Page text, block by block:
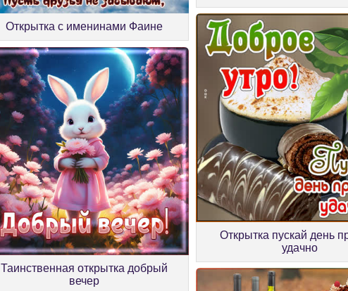
Открытка с именинами Фаине
Таинственная открытка добрый
вечер
Открытка пускай день
удачно